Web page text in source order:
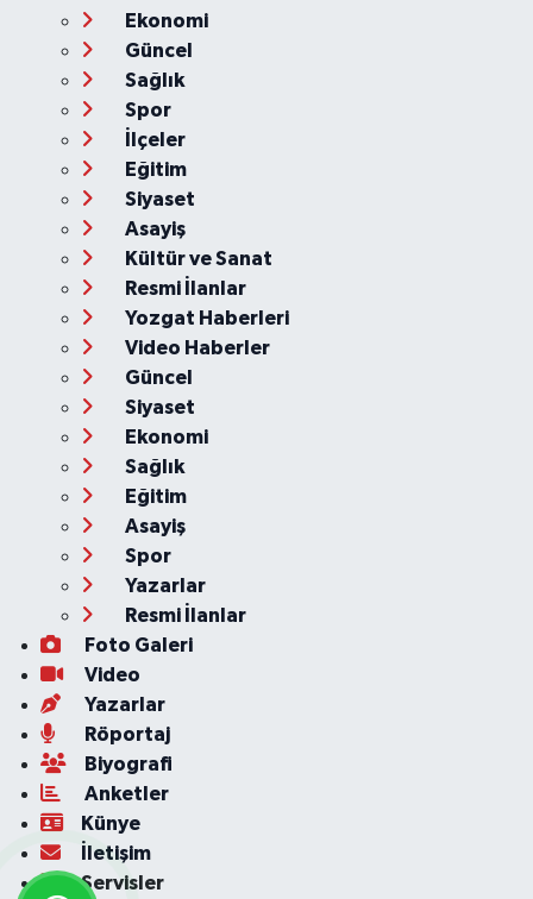
Ekonomi
Güncel
Sağlık
Spor
İlçeler
Eğitim
Siyaset
Asayiş
Kültür ve Sanat
Resmi İlanlar
Yozgat Haberleri
Video Haberler
Güncel
Siyaset
Ekonomi
Sağlık
Eğitim
Asayiş
Spor
Yazarlar
Resmi İlanlar
Foto Galeri
Video
Yazarlar
Röportaj
Biyografi
Anketler
Künye
İletişim
Servisler